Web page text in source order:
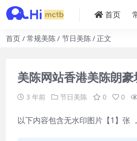
首页
首页 常规美陈 节日美陈 正文
美陈网站香港美陈朗
3 年前 节日美陈 0 0
以下内容包含无水印图片【1】张